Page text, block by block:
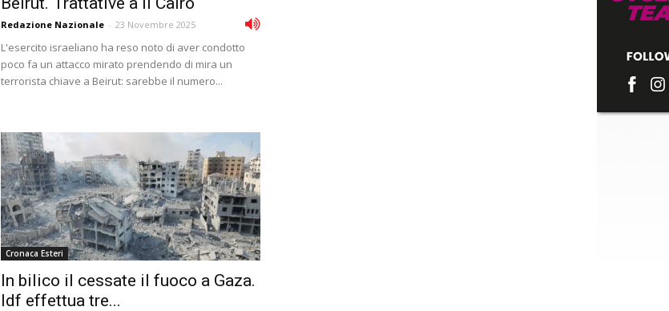
Redazione Nazionale - 23 Novembre 2025
L'esercito israeliano ha reso noto di aver condotto
poco fa un attacco mirato prendendo di mira un
terrorista chiave a Beirut: sarebbe il numero...
Cronaca Esteri
In bilico il cessate il fuoco a Gaza.
Idf effettua tre...